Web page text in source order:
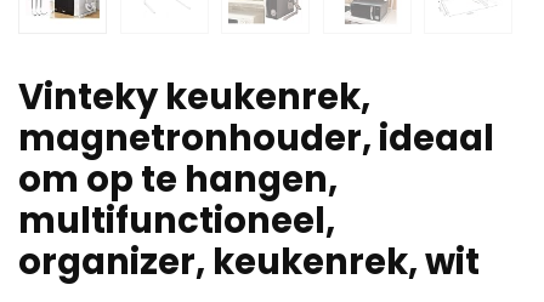
Vinteky keukenrek,
magnetronhouder, ideaal
om op te hangen,
multifunctioneel,
organizer, keukenrek, wit